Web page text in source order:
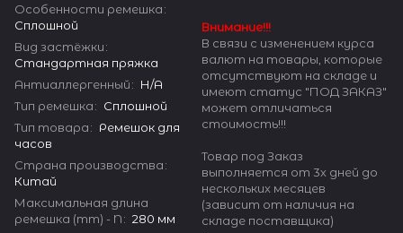
Особенности ремешка:
Сплошной
Вид застёжки:
Стандартная пряжка
Антиаллергенный: Н/А
Тип ремешка: Сплошной
Тип товара: Ремешок для
часов
Страна производства:
Китай
Максимальная длина
ремешка (mm) - N: 280 мм
Внимание!!!
В связи с изменением курса
валют на товары, которые
отсутствуют на складе и
имеют статус "ПОД ЗАКАЗ"
может отличаться
стоимость!!!
Товар под Заказ
выполняется от 3х дней до
нескольких месяцев
(зависит от наличия на
складе поставщика)